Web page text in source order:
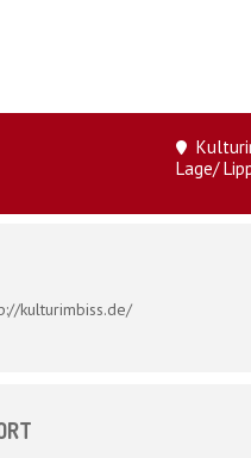
Lage/
kulturimbiss.de/